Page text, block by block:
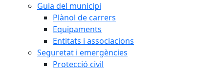
Guia del municipi
Plànol de carrers
Equipaments
Entitats i associacions
Seguretat i emergències
Protecció civil